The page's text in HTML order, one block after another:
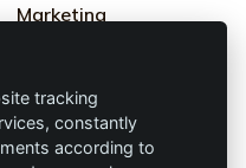
Marketing
condiciones
Privacidad
tracking
constantly
according to